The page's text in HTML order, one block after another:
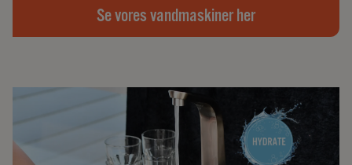
Se vores vandmaskiner her